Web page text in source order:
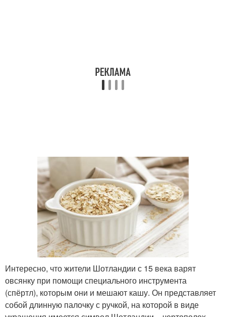
Интересно, что жители Шотландии с 15 века варят
овсянку при помощи специального инструмента
(спёртл), которым они и мешают кашу. Он представляет
собой длинную палочку с ручкой, на которой в виде